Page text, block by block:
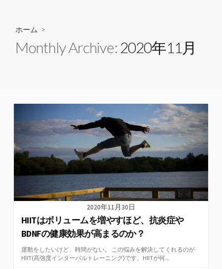
ホーム >
Monthly Archive: 2020年11月
2020年11月30日
HIITはボリュームを増やすほど、抗炎症や
BDNFの健康効果が高まるのか？
運動をしたいけど、時間がない。 この悩みを解決してくれるのが
HIIT(高強度インターバルトレーニング)です。HIITが何...